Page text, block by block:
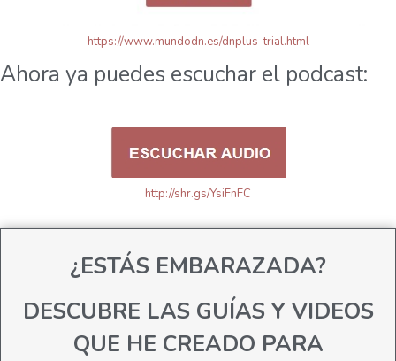
https://www.mundodn.es/dnplus-trial.html
Ahora ya puedes escuchar el podcast:
http://shr.gs/YsiFnFC
¿ESTÁS EMBARAZADA?
DESCUBRE LAS GUÍAS Y VIDEOS
QUE HE CREADO PARA